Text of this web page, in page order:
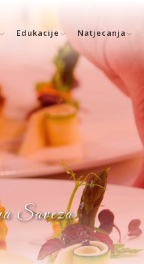
Edukacije Natjecanja
Saveza